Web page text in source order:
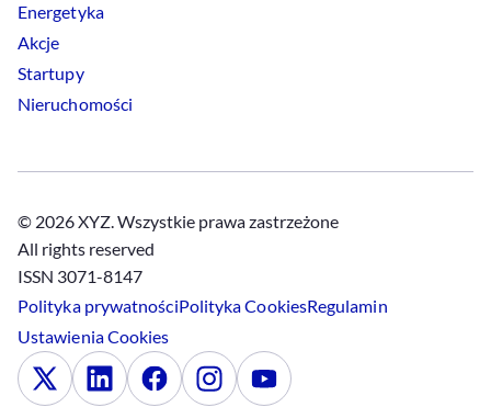
Energetyka
Akcje
Startupy
Nieruchomości
© 2026 XYZ. Wszystkie prawa zastrzeżone
All rights reserved
ISSN 3071-8147
Polityka prywatnościPolitykaCookiesRegulamin
UstawieniaCookies
x LinkedinFacebookInstagramYoutube